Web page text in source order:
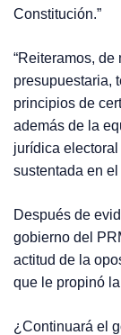
Constitución.”
“Reiteramos,
presupuestaria,
principios de
además de la
jurídica
sustentada en el
Después de
gobierno del
actitud de la
que le propinó
¿Continuará el